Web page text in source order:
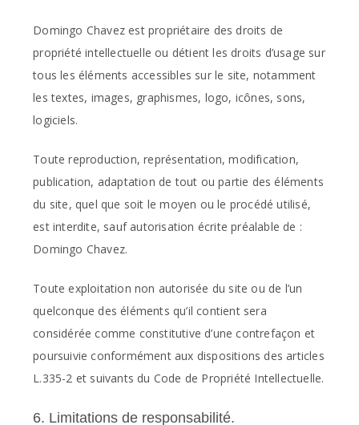
Domingo Chavez est propriétaire des droits de
propriété intellectuelle ou détient les droits d’usage sur
tous les éléments accessibles sur le site, notamment
les textes, images, graphismes, logo, icônes, sons,
logiciels.
Toute reproduction, représentation, modification,
publication, adaptation de tout ou partie des éléments
du site, quel que soit le moyen ou le procédé utilisé,
est interdite, sauf autorisation écrite préalable de :
Domingo Chavez.
Toute exploitation non autorisée du site ou de l’un
quelconque des éléments qu’il contient sera
considérée comme constitutive d’une contrefaçon et
poursuivie conformément aux dispositions des articles
L.335-2 et suivants du Code de Propriété Intellectuelle.
6. Limitations de responsabilité.